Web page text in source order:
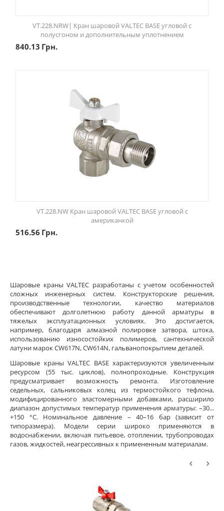
VT.228.NRW| Кран шаровой VALTEC BASE угловой с
полусгоном и дополнительным уплотнением
840.13 Грн.
VT.228.NW Кран шаровой VALTEC BASE угловой с
американкой
516.56 Грн.
Шаровые краны VALTEC разработаны с учетом особенностей
сложных инженерных систем. Конструкторские решения,
производственные технологии, качество материалов
обеспечивают долголетнюю работу данной арматуры в
тяжелых эксплуатационных условиях. Это достигается,
например, благодаря алмазной полировке затвора, штока,
использованию износостойких полимеров, сантехнической
латуни марок CW617N, CW614N, гальванопокрытием деталей.
Шаровые краны VALTEC BASE характеризуются увеличенным
ресурсом (55 тыс. циклов), полнопроходные. Конструкция
предусматривает возможность ремонта. Изготовление
седельных, сальниковых колец из термостойкого тефлона,
модифицированного эластомерными добавками, расширило
диапазон допустимых температур применения арматуры: –30...
+150 °С. Номинальное давление – 40–16 бар (зависит от
типоразмера). Модели серии широко применяются в
водоснабжении, включая питьевое, отоплении, трубопроводах
газов, жидкостей, неагрессивных к примененным материалам.